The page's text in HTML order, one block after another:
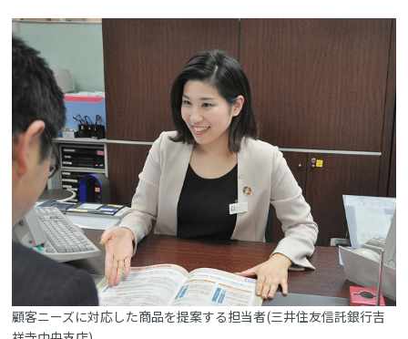
顧客ニーズに対応した商品を提案する担当者(三井住友信託銀行吉